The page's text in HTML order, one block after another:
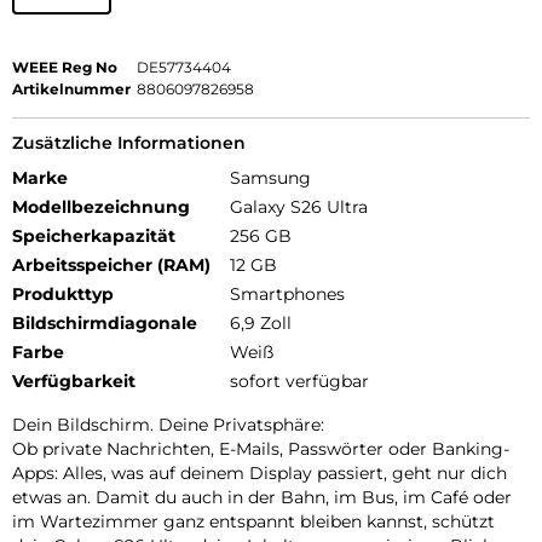
WEEE Reg No
DE57734404
Artikelnummer 8806097826958
Zusätzliche Informationen
Marke
Samsung
Modellbezeichnung
Galaxy S26 Ultra
Speicherkapazität
256 GB
Arbeitsspeicher (RAM)
12 GB
Produkttyp
Smartphones
Bildschirmdiagonale
6,9 Zoll
Farbe
Weiß
Verfügbarkeit
sofort verfügbar
Dein Bildschirm. Deine Privatsphäre:
Ob private Nachrichten, E-Mails, Passwörter oder Banking-
Apps: Alles, was auf deinem Display passiert, geht nur dich
etwas an. Damit du auch in der Bahn, im Bus, im Café oder
im Wartezimmer ganz entspannt bleiben kannst, schützt